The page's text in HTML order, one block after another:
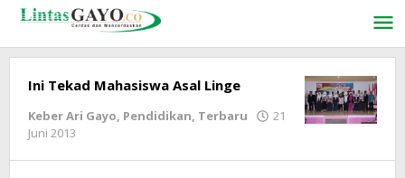
Lewati
konten
Ini Tekad Mahasiswa Asal Linge
Keber Ari Gayo, Pendidikan, Terbaru
21
Juni 2013